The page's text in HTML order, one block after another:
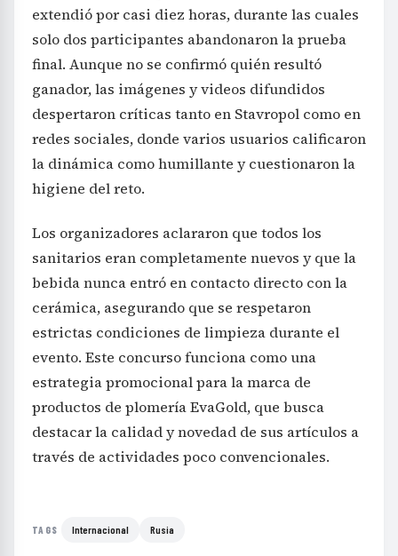
extendió por casi diez horas, durante las cuales
solo dos participantes abandonaron la prueba
final. Aunque no se confirmó quién resultó
ganador, las imágenes y videos difundidos
despertaron críticas tanto en Stavropol como en
redes sociales, donde varios usuarios calificaron
la dinámica como humillante y cuestionaron la
higiene del reto.
Los organizadores aclararon que todos los
sanitarios eran completamente nuevos y que la
bebida nunca entró en contacto directo con la
cerámica, asegurando que se respetaron
estrictas condiciones de limpieza durante el
evento. Este concurso funciona como una
estrategia promocional para la marca de
productos de plomería EvaGold, que busca
destacar la calidad y novedad de sus artículos a
través de actividades poco convencionales.
TAGS Internacional Rusia